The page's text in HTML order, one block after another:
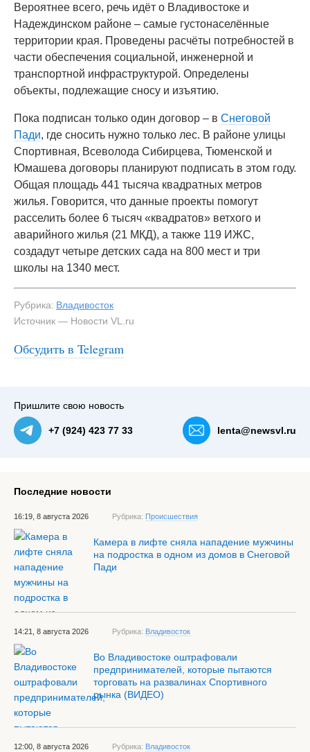
Вероятнее всего, речь идёт о Владивостоке и
Надеждинском районе – самые густонаселённые
территории края. Проведены расчёты потребностей в
части обеспечения социальной, инженерной и
транспортной инфраструктурой. Определены
объекты, подлежащие сносу и изъятию.
Пока подписан только один договор – в Снеговой
Пади, где сносить нужно только лес. В районе улицы
Спортивная, Всеволода Сибирцева, Тюменской и
Юмашева договоры планируют подписать в этом году.
Общая площадь 441 тысяча квадратных метров
жилья. Говорится, что данные проекты помогут
расселить более 6 тысяч «квадратов» ветхого и
аварийного жилья (21 МКД), а также 119 ИЖС,
создадут четыре детских сада на 800 мест и три
школы на 1340 мест.
Рубрика: Владивосток
Источник — Новости VL.ru
Обсудить в Telegram
Юмашева, установленные предыдущими
градостроительными документами. Источник:
Пришлите свою новость
+7 (924) 423 77 33 lenta@newsvl.ru
Последние новости
16:19, 8 августа 2026 Рубрика: Происшествия
Камера в лифте сняла нападение мужчины
на подростка в одном из домов в Снеговой
Пади
14:21, 8 августа 2026 Рубрика: Владивосток
Во Владивостоке оштрафовали
предпринимателей, которые пытаются
торговать на развалинах Спортивного
рынка (ВИДЕО)
12:00, 8 августа 2026 Рубрика: Владивосток